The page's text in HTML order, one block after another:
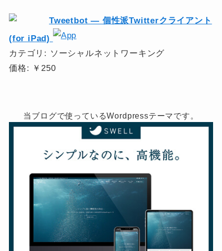
Tweetbot ― 個性派Twitterクライアント
(for iPad)
カテゴリ: ソーシャルネットワーキング
価格: ￥250
当ブログで使っているWordpressテーマです。